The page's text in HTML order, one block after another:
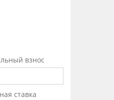
взнос
ставка